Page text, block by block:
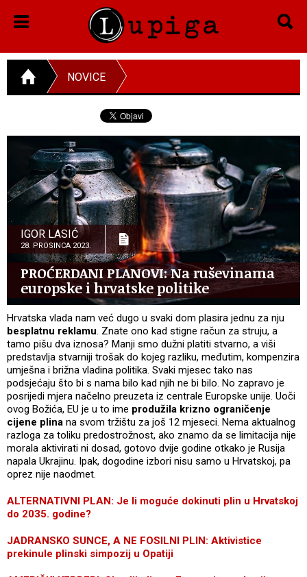
NOVICE
IGOR LASIĆ
28. PROSINCA 2023.
PROĆERDANI PLANOVI: Na ruševinama
europske i hrvatske politike
Hrvatska vlada nam već dugo u svaki dom plasira jednu za nju
besplatnu reklamu. Znate ono kad stigne račun za struju, a
tamo pišu dva iznosa? Manji smo dužni platiti stvarno, a viši
predstavlja stvarniji trošak do kojeg razliku, međutim, kompenzira
umješna i brižna vladina politika. Svaki mjesec tako nas
podsjećaju što bi s nama bilo kad njih ne bi bilo. No zapravo je
posrijedi mjera načelno preuzeta iz centrale Europske unije. Uoči
ovog Božića, EU je u to ime produžila krizno ograničenje
cijene plina na svom tržištu za još 12 mjeseci. Nema aktualnog
razloga za toliku predostrožnost, ako znamo da se limitacija nije
morala aktivirati ni dosad, gotovo dvije godine otkako je Rusija
napala Ukrajinu. Ipak, dogodine izbori nisu samo u Hrvatskoj, pa
oprez nije naodmet.
ALTERNATIVNI PLAN: Je li moguće dokinuti plin u Hrvatskoj
do 2035. godine?
JADRANSKO SUNCE, A NE FOSILNI PLIN: Aktivistice
prekinule plinski simpozij u Opatiji